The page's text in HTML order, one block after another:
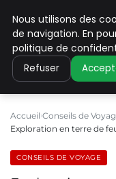
PILAT
Accueil Conseils de
Exploration en terre de
CONSEILS DE VOYAGE
Nous utilisons des
de navigation. En
politique de
Refuser